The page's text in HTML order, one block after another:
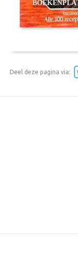
Deel deze pagina via: